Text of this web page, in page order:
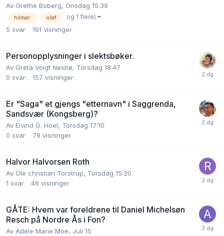
Av Grethe Boberg, Onsdag 15:39
hilmar olaf og 1 flere)
5 svar 191 visninger
Personopplysninger i slektsbøker.
Av Greta Voigt Nesbø, Torsdag 18:47
0 svar 157 visninger
Er "Saga" et gjengs "etternavn" i Saggrenda,
Sandsvær (Kongsberg)?
Av Eivind G. Hoel, Torsdag 17:10
0 svar 78 visninger
Halvor Halvorsen Roth
Av Ole christian Torstrup, Torsdag 15:20
1 svar 46 visninger
GÅTE: Hvem var foreldrene til Daniel Michelsøn
Resch på Nordre Ås i Fon?
Av Adele Marie Moe, Juli 15